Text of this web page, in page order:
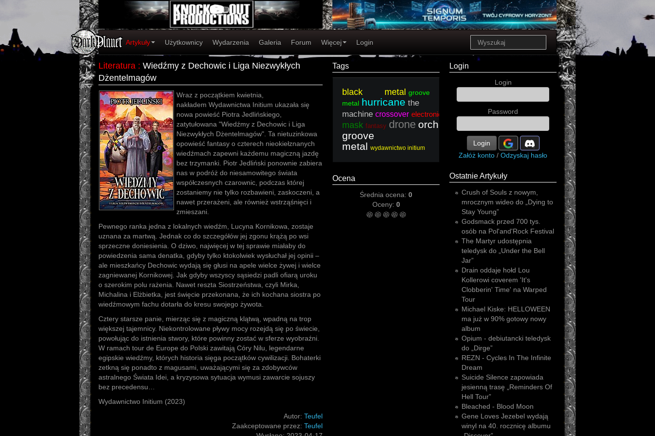
Artykuły Użytkownicy Wydarzenia Galeria Forum Więcej Login
Literatura : Wiedźmy z Dechowic i Liga Niezwykłych
Dżentelmagów
Wraz z początkiem kwietnia,
nakładem Wydawnictwa Initium ukazała się
nowa powieść Piotra Jedlińskiego,
zatytułowana "Wiedźmy z Dechowic i Liga
Niezwykłych Dżentelmagów". Ta nietuzinkowa
opowieść fantasy o czterech nieokiełznanych
wiedźmach zapewni każdemu magiczną jazdę
bez trzymanki. Piotr Jedliński ponownie zabiera
nas w podróż do niesamowitego świata
współczesnych czarownic, podczas której
zostaniemy nie tylko rozbawieni, zaskoczeni, a
nawet przerażeni, ale również wstrząśnięci i
zmieszani.
Pewnego ranka jedna z lokalnych wiedźm, Lucyna Kornikowa, zostaje
uznana za martwą. Jednak co do szczegółów jej zgonu krążą po wsi
sprzeczne doniesienia. O dziwo, najwięcej w tej sprawie miałaby do
powiedzenia sama denatka, gdyby tylko ktokolwiek wysłuchał jej opinii –
ale mieszkańcy Dechowic wydają się głusi na apele wielce żywej i wielce
zagniewanej Kornikowej. Jak gdyby wszyscy sąsiedzi padli ofiarą uroku
o szerokim polu rażenia. Nawet reszta Siostrzeństwa, czyli Mirka,
Michalina i Elżbietka, jest święcie przekonana, że ich kochana siostra po
wiedźmowym fachu dotarła do kresu swojego żywota.
Cztery starsze panie, mierząc się z magiczną klątwą, wpadną na trop
większej tajemnicy. Niekontrolowane pływy mocy rozejdą się po świecie,
powołując do istnienia stwory, które powinny zostać w sferze wyobraźni.
W ramach tour de Europe do Polski zawitają Córy Nilu, legendarne
egipskie wiedźmy, których historia sięga początków cywilizacji. Bohaterki
zetkną się ponadto z magusami, uważającymi się za zdobywców
astralnego Świata Idei, a kryzysowa sytuacja wymusi zawarcie sojuszy
bez precedensu…
Wydawnictwo Initium (2023)
Autor: Teufel
Zaakceptowane przez: Teufel
Tags
black metal groove
metal hurricane the
machine crossover electronic metal voidhanger immortal
mask fantasy drone orchestral
groove
metal wydawnictwo initium
Ocena
Średnia ocena: 0
Oceny: 0
Login
Login
Password
Login
Załóż konto / Odzyskaj hasło
Ostatnie Artykuły
Crush of Souls z nowym,
mrocznym wideo do „Dying to
Stay Young”
Godsmack przed 700 tys.
osób na Pol'and'Rock Festival
The Martyr udostępnia
teledysk do „Under the Bell
Jar”
Drain oddaje hołd Lou
Kollerowi coverem 'It's
Clobberin' Time' na Warped
Tour
Michael Kiske: HELLOWEEN
ma już w 90% gotowy nowy
album
Opium - debiutancki teledysk
do „Dirge”
REZN - Cycles In The Infinite
Dream
Suicide Silence zapowiada
jesienną trasę „Reminders Of
Hell Tour”
Bleached - Blood Moon
Gene Loves Jezebel wydają
winyl na 40. rocznicę albumu